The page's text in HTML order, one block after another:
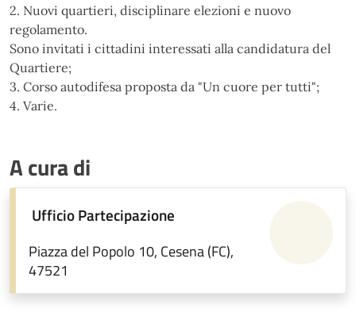
2. Nuovi quartieri, disciplinare elezioni e nuovo
regolamento.
Sono invitati i cittadini interessati alla candidatura del
Quartiere;
3. Corso autodifesa proposta da "Un cuore per tutti";
4. Varie.
A cura di
Ufficio Partecipazione
Piazza del Popolo 10, Cesena (FC),
47521